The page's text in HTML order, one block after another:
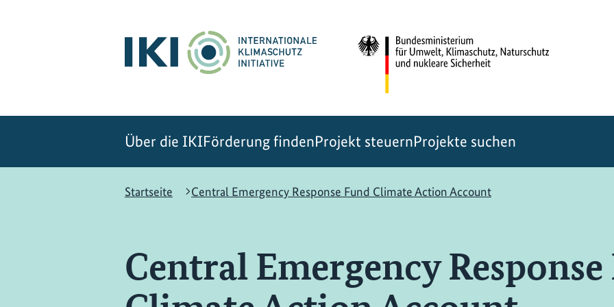
Über die IKIFörderung findenProjekt steuernProjekte suchen
Startseite
Central Emergency Response Fund Climate Action Account
Central Emergency